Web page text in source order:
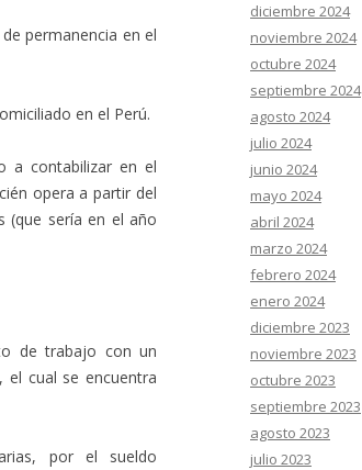
permanencia en el
en el Perú.
a contabilizar en el
opera a partir del
(que sería en el año
de trabajo con un
cual se encuentra
por el sueldo
diciembre 2024
noviembre 2024
octubre 2024
septiembre 2024
agosto 2024
julio 2024
junio 2024
mayo 2024
abril 2024
marzo 2024
febrero 2024
enero 2024
diciembre 2023
noviembre 2023
octubre 2023
septiembre 2023
agosto 2023
julio 2023